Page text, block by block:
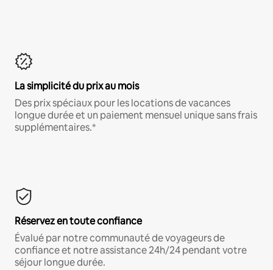
La simplicité du prix au mois
Des prix spéciaux pour les locations de vacances
longue durée et un paiement mensuel unique sans frais
supplémentaires.*
Réservez en toute confiance
Évalué par notre communauté de voyageurs de
confiance et notre assistance 24h/24 pendant votre
séjour longue durée.